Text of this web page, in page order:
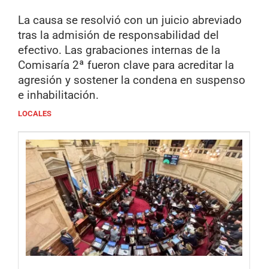
La causa se resolvió con un juicio abreviado
tras la admisión de responsabilidad del
efectivo. Las grabaciones internas de la
Comisaría 2ª fueron clave para acreditar la
agresión y sostener la condena en suspenso
e inhabilitación.
LOCALES